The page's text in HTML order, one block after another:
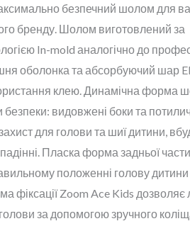
безпечний шолом для
бренду. Шолом виготовлений за
In-mold аналогічно до
оболонка та абсорбуючий шар
клею. Динамічна форма
видовжені боки та
для голови та шиї дитини,
Пласка форма задньої
положенні голову дитини
фіксації Zoom Ace Kids дозволяє
за допомогою зручного